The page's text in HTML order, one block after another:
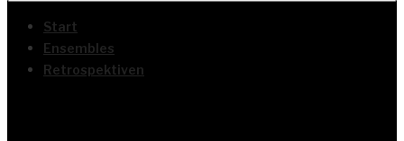
Start
Ensembles
Retrospektiven